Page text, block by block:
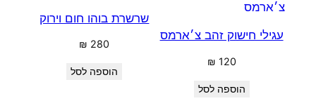
עגילי חישוק זהב צ׳ארמס
₪ 120
הוספה לסל
שרשרת בוהו חום וירוק
₪ 280
הוספה לסל